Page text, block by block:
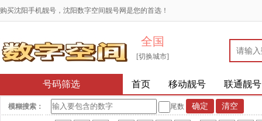
购买沈阳手机靓号，沈阳数字空间靓号网是您的首选！
全国
[切换城市]
号码筛选 首页 移动靓号 联通靓号
模糊搜索： 尾数